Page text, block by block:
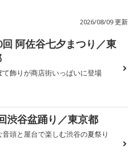
2026/08/09 更新
回 阿佐谷七夕まつり／東
て飾りが商店街いっぱいに登場
渋谷盆踊り／東京都
音頭と屋台で楽しむ渋谷の夏祭り